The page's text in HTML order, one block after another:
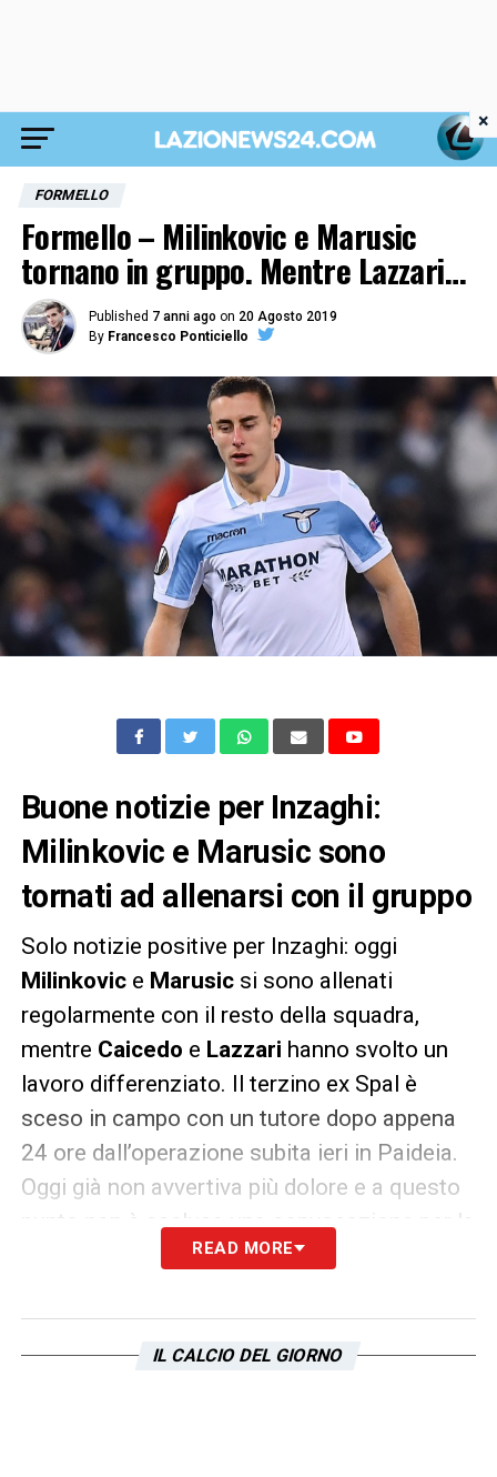
FORMELLO
Formello – Milinkovic e Marusic
tornano in gruppo. Mentre Lazzari…
Published 7 anni ago on 20 Agosto 2019
By Francesco Ponticiello
Buone notizie per Inzaghi:
Milinkovic e Marusic sono
tornati ad allenarsi con il gruppo
Solo notizie positive per Inzaghi: oggi
Milinkovice Marusicsi sono allenati
regolarmente con il resto della squadra,
mentre Caicedo e Lazzari hanno svolto un
lavoro differenziato. Il terzino ex Spal è
sceso in campo con un tutore dopo appena
24 ore dall’operazione subita ieri in Paideia.
Oggi già non avvertiva più dolore e a questo
punto non è esclusa una convocazione per la
trasferta di Genova. Le sue condizioni
problema invece per Milinkovic che ha
smaltito il suo infortunio e contro la Samp ci
READ MORE
IL CALCIO DEL GIORNO
×